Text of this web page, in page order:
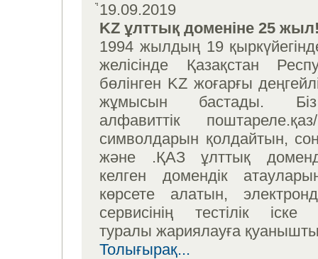
19.09.2019
KZ ұлттық доменіне 25
1994 жылдың 19
желісінде Қазақстан
бөлінген KZ жоғарғы
жұмысын бастады.
алфавиттік поштареле.қаз/
символдарын қолдайтын,
және .ҚАЗ ұлттық
келген домендік
көрсете алатын,
сервисінің тестілік іске
туралы жариялауға
Толығырақ...